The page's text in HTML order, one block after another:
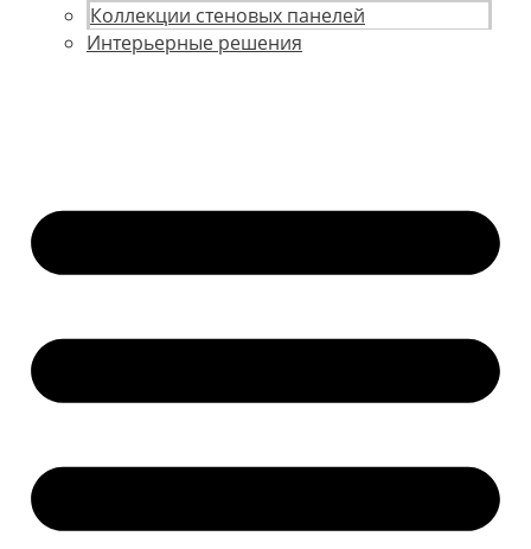
Коллекции стеновых панелей
Интерьерные решения